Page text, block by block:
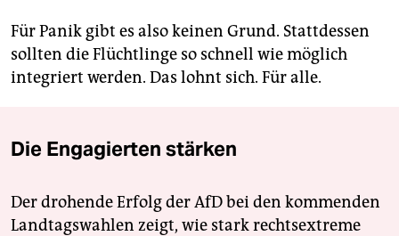
Für Panik gibt es also keinen Grund. Stattdessen
sollten die Flüchtlinge so schnell wie möglich
integriert werden. Das lohnt sich. Für alle.
Die Engagierten stärken
Der drohende Erfolg der AfD bei den kommenden
Landtagswahlen zeigt, wie stark rechtsextreme